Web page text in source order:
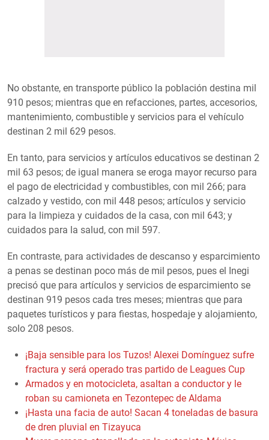
No obstante, en transporte público la población destina mil
910 pesos; mientras que en refacciones, partes, accesorios,
mantenimiento, combustible y servicios para el vehículo
destinan 2 mil 629 pesos.
En tanto, para servicios y artículos educativos se destinan 2
mil 63 pesos; de igual manera se eroga mayor recurso para
el pago de electricidad y combustibles, con mil 266; para
calzado y vestido, con mil 448 pesos; artículos y servicio
para la limpieza y cuidados de la casa, con mil 643; y
cuidados para la salud, con mil 597.
En contraste, para actividades de descanso y esparcimiento
a penas se destinan poco más de mil pesos, pues el Inegi
precisó que para artículos y servicios de esparcimiento se
destinan 919 pesos cada tres meses; mientras que para
paquetes turísticos y para fiestas, hospedaje y alojamiento,
solo 208 pesos.
¡Baja sensible para los Tuzos! Alexei Domínguez sufre
fractura y será operado tras partido de Leagues Cup
Armados y en motocicleta, asaltan a conductor y le
roban su camioneta en Tezontepec de Aldama
¡Hasta una facia de auto! Sacan 4 toneladas de basura
de dren pluvial en Tizayuca